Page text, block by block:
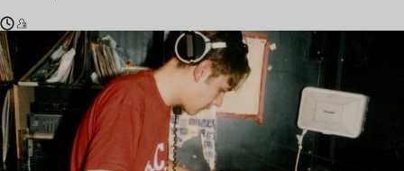
Temps
de
lecture
:
2
min
Laurent
Garnier